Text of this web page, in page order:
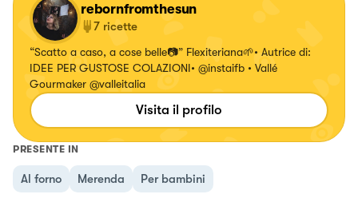
rebornfromthesun
7 ricette
“Scatto a caso, a cose belle📷” Flexiteriana🌱• Autrice di:
IDEE PER GUSTOSE COLAZIONI• @instaifb • Vallé
Gourmaker @valleitalia
Visita il profilo
PRESENTE IN
Al forno Merenda Per bambini